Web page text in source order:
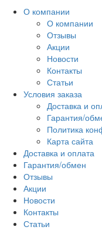
О компании
О компании
Отзывы
Акции
Новости
Контакты
Статьи
Условия заказа
Доставка и
Гарантия/
Политика
Карта сайта
Доставка и оплата
Гарантия/обмен
Отзывы
Акции
Новости
Контакты
Статьи